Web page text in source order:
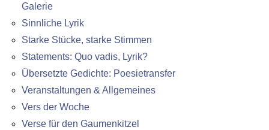
Galerie
Sinnliche Lyrik
Starke Stücke, starke Stimmen
Statements: Quo vadis, Lyrik?
Übersetzte Gedichte: Poesietransfer
Veranstaltungen & Allgemeines
Vers der Woche
Verse für den Gaumenkitzel